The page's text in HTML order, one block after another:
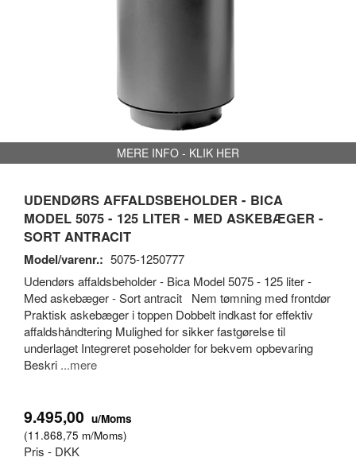
MERE INFO - KLIK HER
UDENDØRS AFFALDSBEHOLDER - BICA
MODEL 5075 - 125 LITER - MED ASKEBÆGER -
SORT ANTRACIT
Model/varenr.: 5075-1250777
Udendørs affaldsbeholder - Bica Model 5075 - 125 liter -
Med askebæger - Sort antracit Nem tømning med frontdør
Praktisk askebæger i toppen Dobbelt indkast for effektiv
affaldshåndtering Mulighed for sikker fastgørelse til
underlaget Integreret poseholder for bekvem opbevaring
Beskri ...mere
9.495,00 u/Moms
(11.868,75 m/Moms)
Pris - DKK